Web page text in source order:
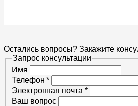
Остались вопросы? Закажите
Запрос консультации
Имя
Телефон *
Электронная почта *
Ваш вопрос